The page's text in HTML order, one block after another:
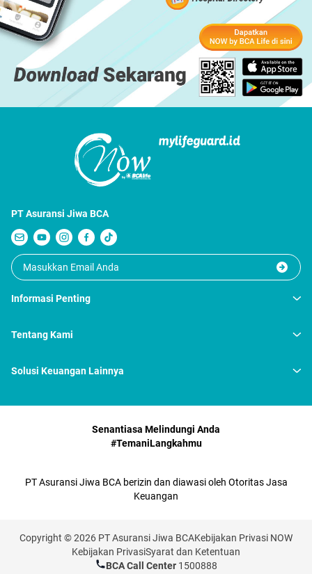
PT Asuransi Jiwa BCA
Informasi Penting
Tentang Kami
Solusi Keuangan Lainnya
Senantiasa Melindungi Anda
#TemaniLangkahmu
PT Asuransi Jiwa BCA berizin dan diawasi oleh Otoritas Jasa
Keuangan
Copyright © 2026 PT Asuransi Jiwa BCAKebijakan Privasi NOW
Kebijakan PrivasiSyarat dan Ketentuan
BCA Call Center 1500888